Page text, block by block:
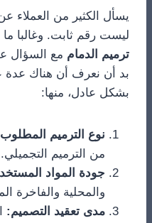
يسأل الكثير من العملاء
ليست رقم ثابت. وغالبا
ترميم الدمام مع السؤال
بد أن نعرف أن هناك عدة
بشكل عادل، منها:
نوع الترميم
من الترميم التجميلي.
جودة المواد
والمحلية والفاخرة
مدى تعقيد التصميم: